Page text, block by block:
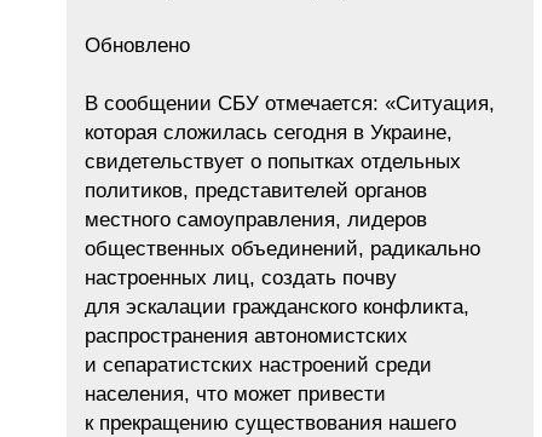
Обновлено
В сообщении СБУ отмечается: «Ситуация,
которая сложилась сегодня в Украине,
свидетельствует о попытках отдельных
политиков, представителей органов
местного самоуправления, лидеров
общественных объединений, радикально
настроенных лиц, создать почву
для эскалации гражданского конфликта,
распространения автономистских
и сепаратистских настроений среди
населения, что может привести
к прекращению существования нашего